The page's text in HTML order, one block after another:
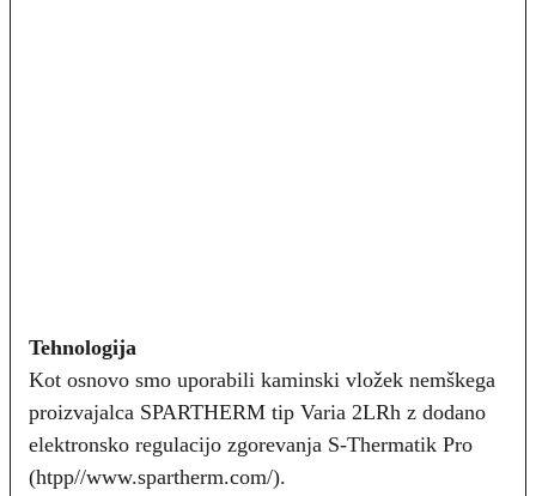
Tehnologija
Kot osnovo smo uporabili kaminski vložek nemškega
proizvajalca SPARTHERM tip Varia 2LRh z dodano
elektronsko regulacijo zgorevanja S-Thermatik Pro
(htpp//www.spartherm.com/).